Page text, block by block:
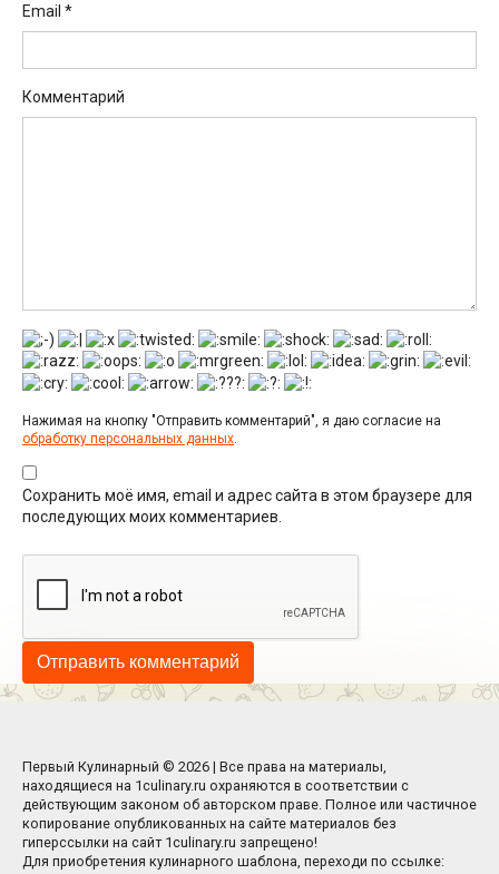
Email *
Комментарий
Нажимая на кнопку "Отправить комментарий", я даю согласие на
обработку персональных данных.
Сохранить моё имя, email и адрес сайта в этом браузере для
последующих моих комментариев.
Первый Кулинарный © 2026 | Все права на материалы,
находящиеся на 1culinary.ru охраняются в соответствии с
действующим законом об авторском праве. Полное или частичное
копирование опубликованных на сайте материалов без
гиперссылки на сайт 1culinary.ru запрещено!
Для приобретения кулинарного шаблона, переходи по ссылке: